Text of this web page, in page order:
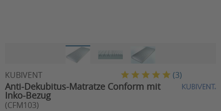
KUBIVENT (3)
Anti-Dekubitus-Matratze Conform mit
Inko-Bezug
(CFM103)